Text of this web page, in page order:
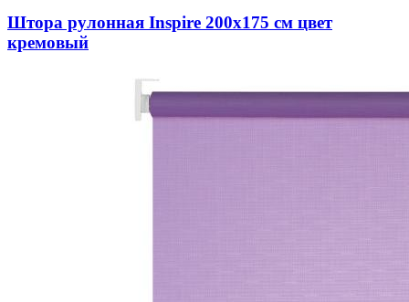
Штора рулонная Inspire 200х175 см цвет
кремовый